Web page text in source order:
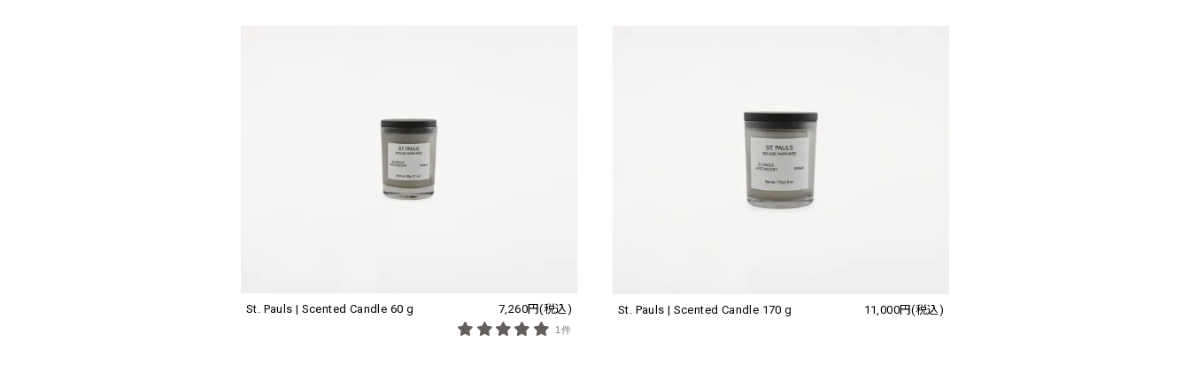
St. Pauls | Scented Candle 60 g 7,260円(税込)
1件
St. Pauls | Scented Candle 170 g 11,000円(税込)